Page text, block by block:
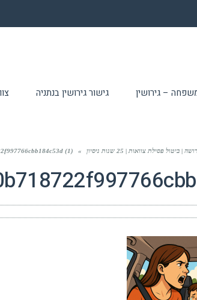
– גירושין גישור גירושין בנתניה
פסילת צוואות | 25 שנות ניסיון »
(1)